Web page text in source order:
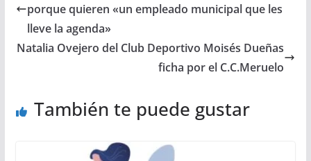
porque quieren «un empleado municipal que les
lleve la agenda»
Natalia Ovejero del Club Deportivo Moisés Dueñas
ficha por el C.C.Meruelo
También te puede gustar